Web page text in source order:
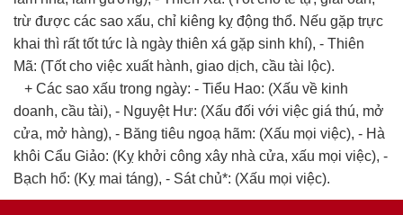
trừ được các sao xấu, chỉ kiêng kỵ động thổ. Nếu gặp trực
khai thì rất tốt tức là ngày thiên xá gặp sinh khí), - Thiên
Mã: (Tốt cho việc xuất hành, giao dịch, cầu tài lộc).
+ Các sao xấu trong ngày: - Tiểu Hao: (Xấu về kinh
doanh, cầu tài), - Nguyệt Hư: (Xấu đối với việc giá thú, mở
cửa, mở hàng), - Băng tiêu ngoạ hãm: (Xấu mọi việc), - Hà
khôi Cẩu Giảo: (Kỵ khởi công xây nhà cửa, xấu mọi việc), -
Bạch hổ: (Kỵ mai táng), - Sát chủ*: (Xấu mọi việc).